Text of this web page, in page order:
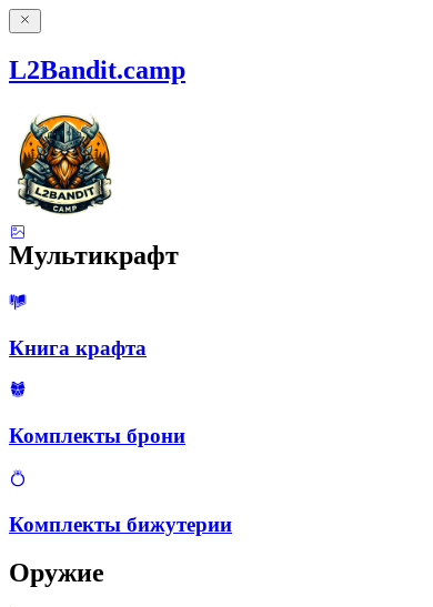
L2Bandit.camp
Мультикрафт
Книга крафта
Комплекты брони
Комплекты бижутерии
Оружие